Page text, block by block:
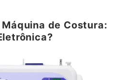
Máquina de Costura Eletrônica
Muita Manutenção?
Consome Muita Energia?
Barulhentas?
de Costura: